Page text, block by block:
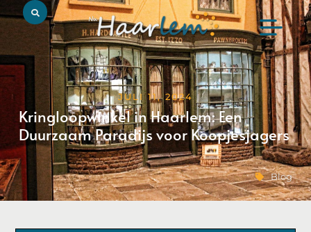
JULI 11, 2024
Kringloopwinkel in Haarlem: Een
Duurzaam Paradijs voor Koopjesjagers
Blog